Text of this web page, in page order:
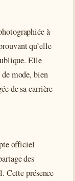
à
qu’elle
Elle
mode, bien
de sa carrière
officiel
des
Cette présence